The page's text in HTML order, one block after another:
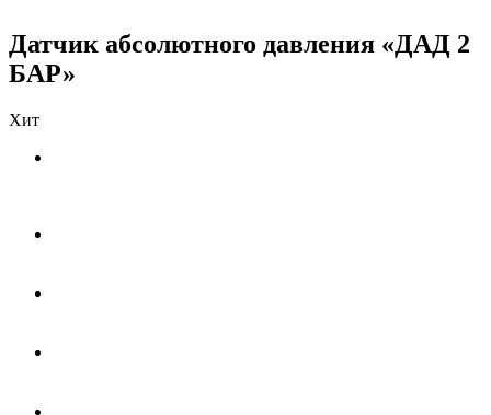
Датчик абсолютного давления «ДАД 2
БАР»
Хит